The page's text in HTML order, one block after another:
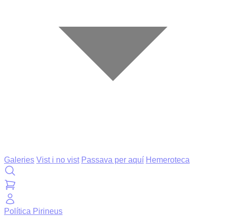
Galeries Vist i no vist Passava per aquí Hemeroteca
Política Pirineus